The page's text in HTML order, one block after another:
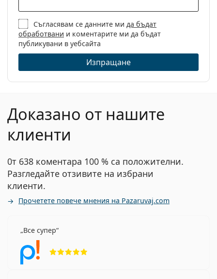
Съгласявам се данните ми да бъдат
обработвани и коментарите ми да бъдат
публикувани в уебсайта
Изпращане
Доказано от нашите
клиенти
0т 638 коментара 100 % са положителни.
Разгледайте отзивите на избрани
клиенти.
Прочетете повече мнения на Pazaruvaj.com
Все супер